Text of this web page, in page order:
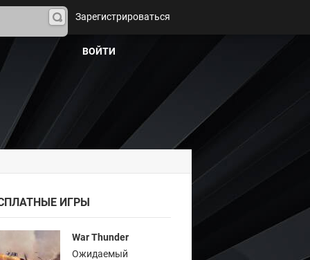
На
йти
Зарегистрироваться
ВОЙТИ
ИГРЫ
War Thunder
Ожидаемый